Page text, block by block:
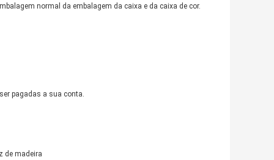
normal da embalagem da caixa e da caixa de cor.
pagadas a sua conta.
de madeira